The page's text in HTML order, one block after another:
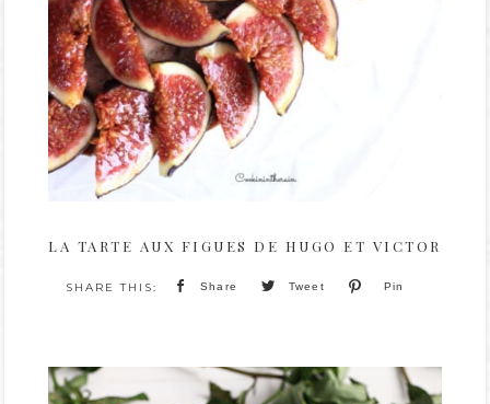
LA TARTE AUX FIGUES DE HUGO ET VICTOR
Share Tweet Pin